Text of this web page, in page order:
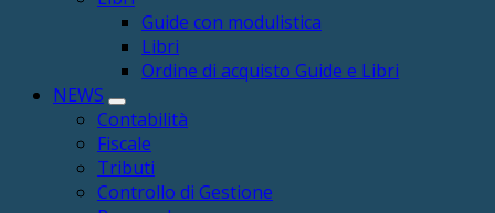
Guide con modulistica
Libri
Ordine di acquisto Guide e Libri
NEWS
Contabilità
Fiscale
Tributi
Controllo di Gestione